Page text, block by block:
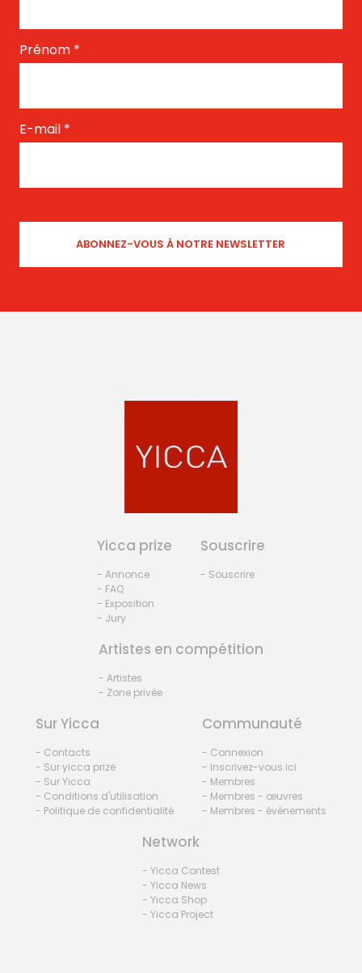
Prénom *
E-mail *
Yicca prize
- Annonce
- FAQ
- Exposition
- Jury
Souscrire
- Souscrire
Artistes en compétition
- Artistes
- Zone privée
Sur Yicca
- Contacts
- Sur yicca prize
- Sur Yicca
- Conditions d'utilisation
- Politique de confidentialité
Communauté
- Connexion
- Inscrivez-vous ici
- Membres
- Membres - œuvres
- Membres - événements
Network
- Yicca Contest
- Yicca News
- Yicca Shop
- Yicca Project